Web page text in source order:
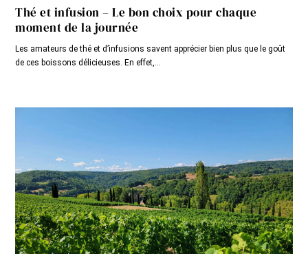
Thé et infusion – Le bon choix pour chaque
moment de la journée
Les amateurs de thé et d’infusions savent apprécier bien plus que le goût
de ces boissons délicieuses. En effet,...